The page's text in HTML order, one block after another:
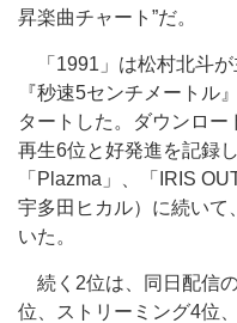
昇楽曲チャート”だ。
「1991」は松村北斗が
『秒速5センチメートル
タートした。ダウンロ
再生6位と好発進を記録
「Plazma」、「IRIS
宇多田ヒカル）に続いて
いた。
続く2位は、同日配信
位、ストリーミング4位